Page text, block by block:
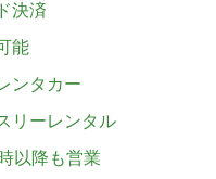
決済
能
ンタカー
リーレンタル
以降も営業